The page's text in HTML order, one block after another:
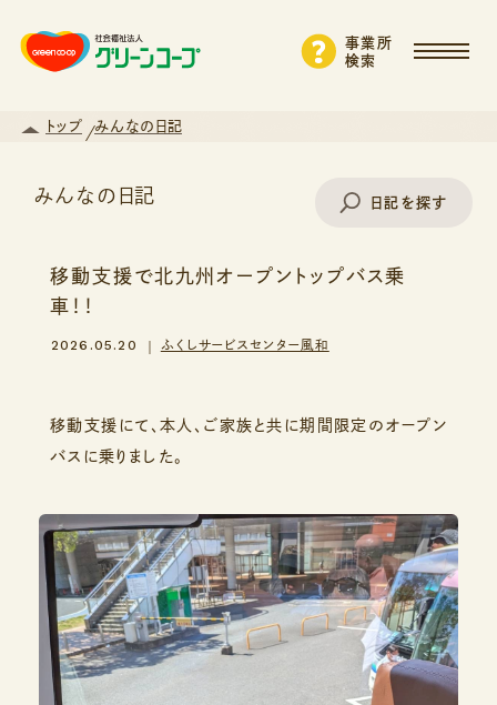
事業所
検索
トップ みんなの日記
みんなの日記 日記を探す
事業所名で探す
支援・サービスから探す
移動支援で北九州オープントップバス乗
車！！
2026.05.20 ふくしサービスセンター風和
移動支援にて、本人、ご家族と共に期間限定のオープン
バスに乗りました。